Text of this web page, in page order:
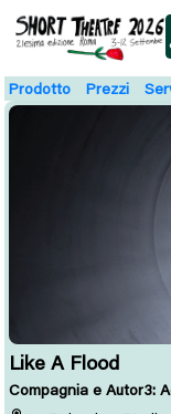
Prodotto Prezzi
Like A Flood
Compagnia e Autor3: